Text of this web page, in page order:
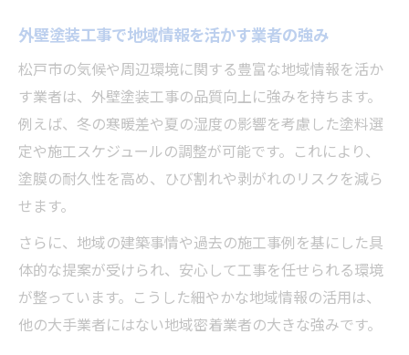
外壁塗装工事で地域情報を活かす業者の強み
松戸市の気候や周辺環境に関する豊富な地域情報を活か
す業者は、外壁塗装工事の品質向上に強みを持ちます。
例えば、冬の寒暖差や夏の湿度の影響を考慮した塗料選
定や施工スケジュールの調整が可能です。これにより、
塗膜の耐久性を高め、ひび割れや剥がれのリスクを減ら
せます。
さらに、地域の建築事情や過去の施工事例を基にした具
体的な提案が受けられ、安心して工事を任せられる環境
が整っています。こうした細やかな地域情報の活用は、
他の大手業者にはない地域密着業者の大きな強みです。